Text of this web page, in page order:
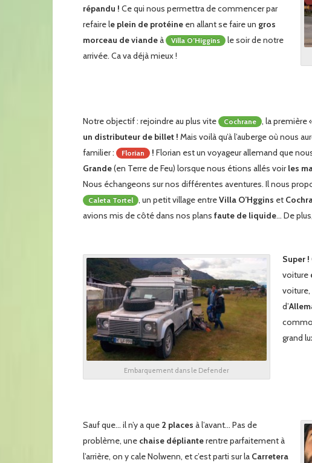
répandu ! Ce qui nous permettra de commencer par
refaire le plein de protéine en allant se faire un gros
morceau de viandeà Villa O’Higgins
le soir de notre
arrivée. Ca va déjà mieux !
Notre objectif : rejoindre au plus vite Cochrane
, la première
un distributeur de billet ! Mais voilà qu’à l’auberge où nous
familier :
Florian ! Florian est un voyageur allemand que
Grande(en Terre de Feu) lorsque nous étions allés voirles
Nous échangeons sur nos différentes aventures. Il nous
Caleta Tortel , un petit village entreVilla O’Hggins et
avions mis de côté dans nos plans faute de liquide… De
Embarquement dans le Defender
Super !
voiture
voiture,
d’
grand
Sauf que… il n’y a que 2 places à l’avant… Pas de
problème, une chaise déplianterentre parfaitement à
l’arrière, on y cale Nolwenn, et c’est parti sur la Carretera